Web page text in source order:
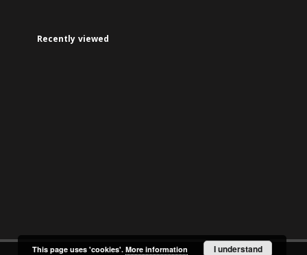
Recently viewed
This page uses 'cookies'. More information I understand